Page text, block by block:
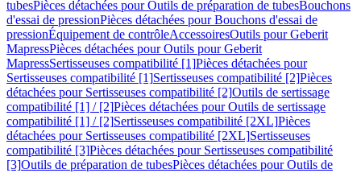
tubesPièces détachées pour Outils de préparation de tubesBouchons
d'essai de pressionPièces détachées pour Bouchons d'essai de
pressionÉquipement de contrôleAccessoiresOutils pour Geberit
MapressPièces détachées pour Outils pour Geberit
MapressSertisseuses compatibilité [1]Pièces détachées pour
Sertisseuses compatibilité [1]Sertisseuses compatibilité [2]Pièces
détachées pour Sertisseuses compatibilité [2]Outils de sertissage
compatibilité [1] / [2]Pièces détachées pour Outils de sertissage
compatibilité [1] / [2]Sertisseuses compatibilité [2XL]Pièces
détachées pour Sertisseuses compatibilité [2XL]Sertisseuses
compatibilité [3]Pièces détachées pour Sertisseuses compatibilité
[3]Outils de préparation de tubesPièces détachées pour Outils de